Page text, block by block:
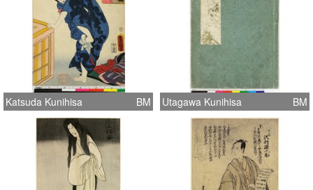
Katsuda Kunihisa BM Utagawa Kunihisa BM